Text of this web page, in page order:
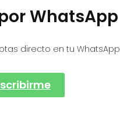
WhatsApp
directo en tu WhatsApp